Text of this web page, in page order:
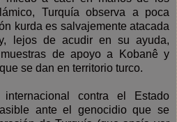
Turquía observa a poca
kurda es salvajemente atacada
lejos de acudir en su ayuda,
de apoyo a Kobanê y
se dan en territorio turco.
contra el Estado
ante el genocidio que se